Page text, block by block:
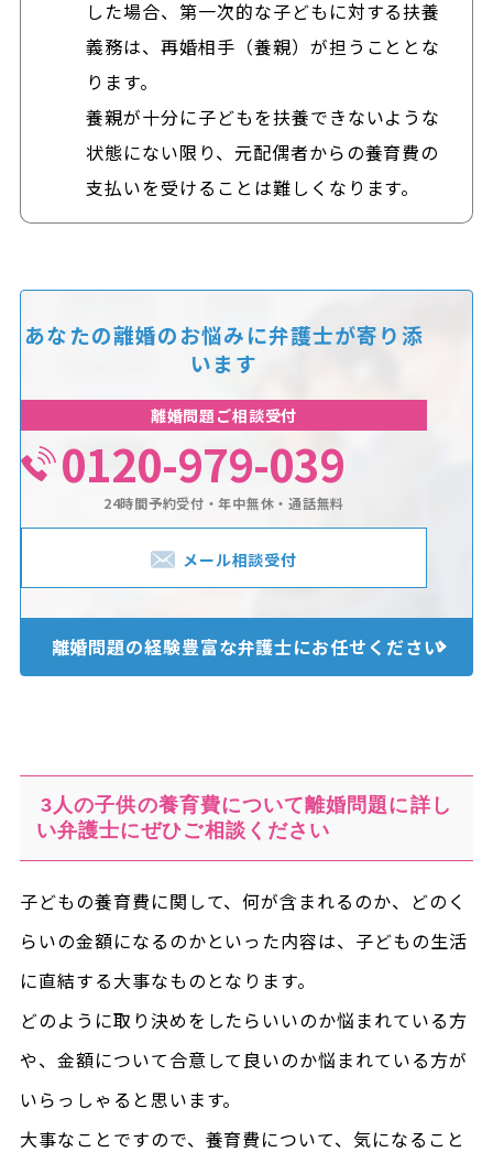
した場合、第一次的な子どもに対する扶養
義務は、再婚相手（養親）が担うこととな
ります。
養親が十分に子どもを扶養できないような
状態にない限り、元配偶者からの養育費の
支払いを受けることは難しくなります。
あなたの離婚のお悩みに弁護士が寄り添
います
離婚問題ご相談受付
0120-979-039
24時間予約受付・年中無休・通話無料
メール相談受付
離婚問題の経験豊富な弁護士にお任せください
3人の子供の養育費について離婚問題に詳し
い弁護士にぜひご相談ください
子どもの養育費に関して、何が含まれるのか、どのく
らいの金額になるのかといった内容は、子どもの生活
に直結する大事なものとなります。
どのように取り決めをしたらいいのか悩まれている方
や、金額について合意して良いのか悩まれている方が
いらっしゃると思います。
大事なことですので、養育費について、気になること